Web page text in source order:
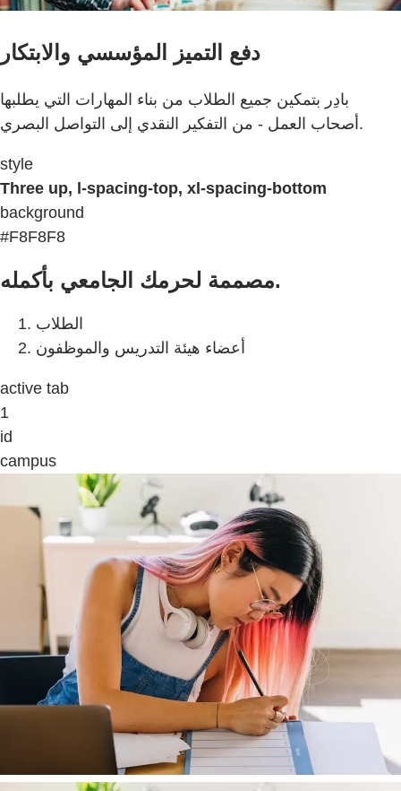
دفع التميز المؤسسي والابتكار
بادِر بتمكين جميع الطلاب من بناء المهارات التي يطلبها
أصحاب العمل - من التفكير النقدي إلى التواصل البصري.
style
Three up, l-spacing-top, xl-spacing-bottom
background
#F8F8F8
مصممة لحرمك الجامعي بأكمله.
الطلاب
أعضاء هيئة التدريس والموظفون
active tab
1
id
campus